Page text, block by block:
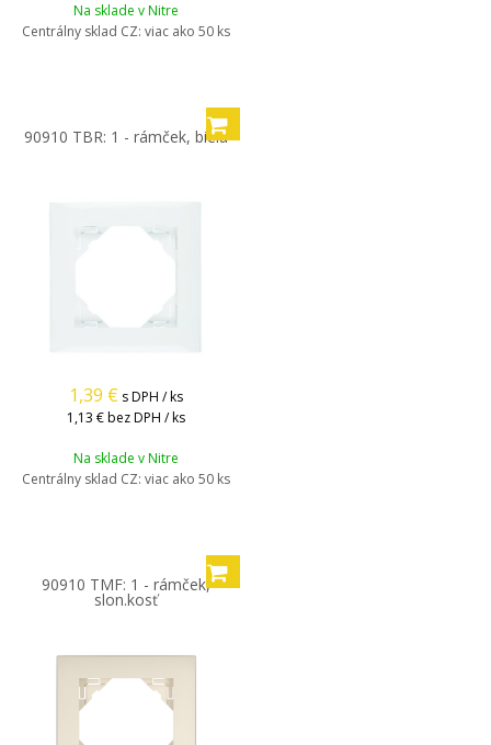
Na sklade v Nitre
Centrálny sklad CZ: viac ako 50 ks
90910 TBR: 1 - rámček, biela
1,39 € s DPH / ks
1,13 € bez DPH / ks
Na sklade v Nitre
Centrálny sklad CZ: viac ako 50 ks
90910 TMF: 1 - rámček,
slon.kosť